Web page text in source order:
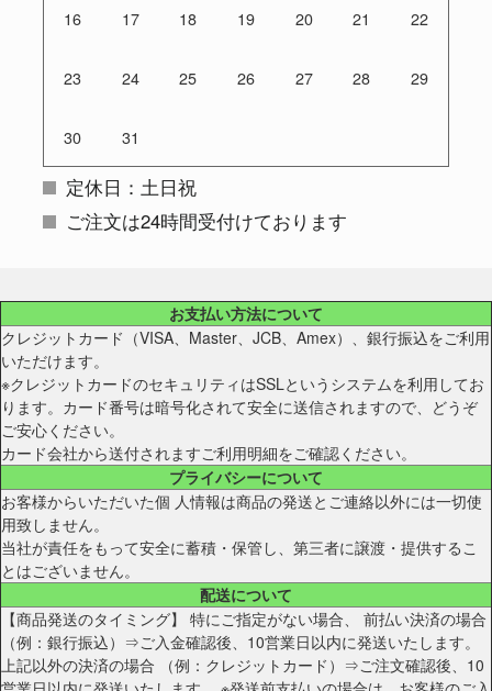
16 17 18 19 20 21 22
23 24 25 26 27 28 29
30 31
定休日：土日祝
ご注文は24時間受付けております
お支払い方法について
クレジットカード（VISA、Master、JCB、Amex）、銀行振込をご利用
いただけます。
※クレジットカードのセキュリティはSSLというシステムを利用してお
ります。カード番号は暗号化されて安全に送信されますので、どうぞ
ご安心ください。
カード会社から送付されますご利用明細をご確認ください。
プライバシーについて
お客様からいただいた個 人情報は商品の発送とご連絡以外には一切使
用致しません。
当社が責任をもって安全に蓄積・保管し、第三者に譲渡・提供するこ
とはございません。
配送について
【商品発送のタイミング】 特にご指定がない場合、 前払い決済の場合
（例：銀行振込）⇒ご入金確認後、10営業日以内に発送いたします。
上記以外の決済の場合 （例：クレジットカード）⇒ご注文確認後、10